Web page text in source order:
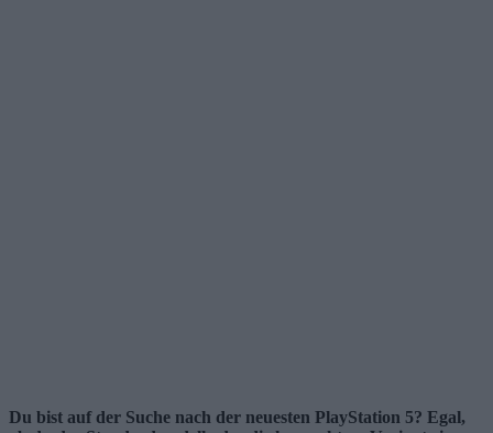
Du bist auf der Suche nach der neuesten PlayStation 5? Egal,